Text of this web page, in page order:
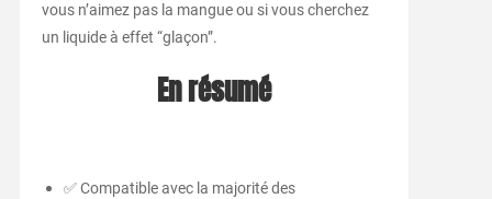
vous n’aimez pas la mangue ou si vous cherchez
un liquide à effet “glaçon”.
En résumé
✅ Compatible avec la majorité des